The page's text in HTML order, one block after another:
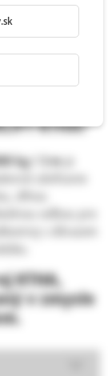
noriem
KTHA?
kg / 3 mje
zdvíhanie
dlhou
voľbou pre
KTHA,
v zmysle